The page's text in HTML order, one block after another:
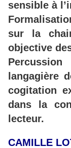
sensible à
sur la
objective
langagière
cogitation
dans la
lecteur.
CAMILLE